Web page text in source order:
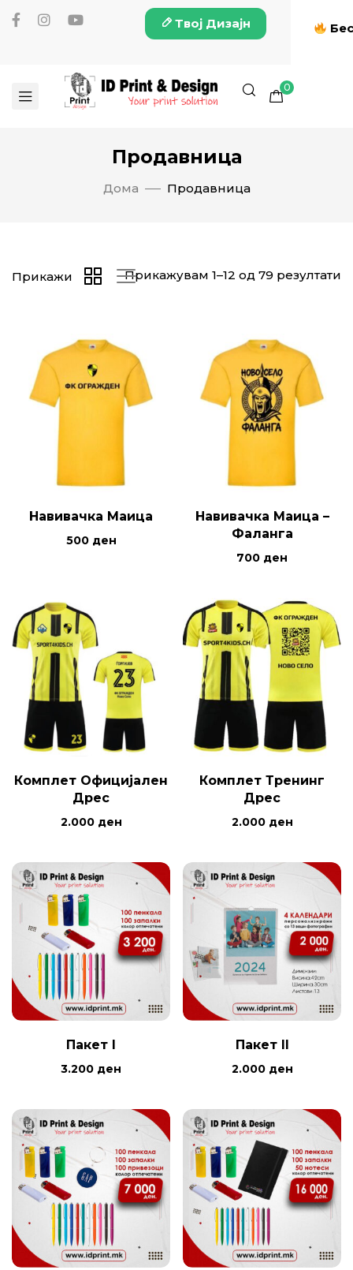
Твој Дизајн
0
Продавница
Дома Продавница
Прикажувам 1–12 од 79 резултати
Прикажи
Навивачка Маица
500 ден
Навивачка Маица –
Фаланга
700 ден
Комплет Официјален
Дрес
2.000 ден
Комплет Тренинг
Дрес
2.000 ден
Пакет I
3.200 ден
Пакет II
2.000 ден